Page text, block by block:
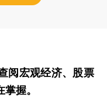
阅宏观经济、股票
握。